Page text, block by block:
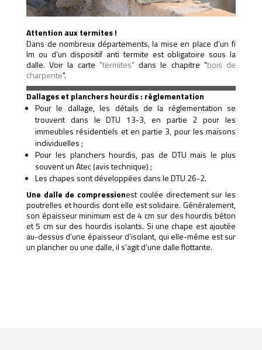
Attention aux termites !
Dans de nombreux départements, la mise en place d’un fi
lm ou d’un dispositif anti termite est obligatoire sous la
dalle. Voir la carte "termites" dans le chapitre "bois de
charpente".
Dallages et planchers hourdis : réglementation
Pour le dallage, les détails de la réglementation se
trouvent dans le DTU 13-3, en partie 2 pour les
immeubles résidentiels et en partie 3, pour les maisons
individuelles ;
Pour les planchers hourdis, pas de DTU mais le plus
souvent un Atec (avis technique) ;
Les chapes sont développées dans le DTU 26-2.
Une dalle de compressionest coulée directement sur les
poutrelles et hourdis dont elle est solidaire. Généralement,
son épaisseur minimum est de 4 cm sur des hourdis béton
et 5 cm sur des hourdis isolants. Si une chape est ajoutée
au-dessus d’une épaisseur d’isolant, qui elle-même est sur
un plancher ou une dalle, il s’agit d’une dalle flottante.